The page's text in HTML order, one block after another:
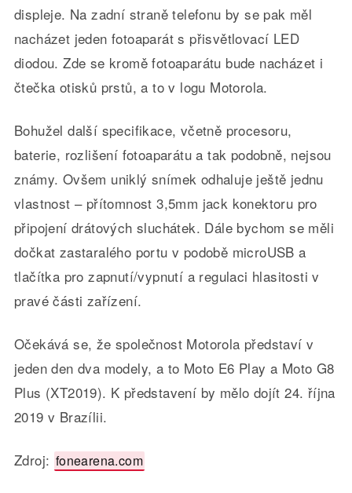
displeje. Na zadní straně telefonu by se pak měl
nacházet jeden fotoaparát s přisvětlovací LED
diodou. Zde se kromě fotoaparátu bude nacházet i
čtečka otisků prstů, a to v logu Motorola.
Bohužel další specifikace, včetně procesoru,
baterie, rozlišení fotoaparátu a tak podobně, nejsou
známy. Ovšem uniklý snímek odhaluje ještě jednu
vlastnost – přítomnost 3,5mm jack konektoru pro
připojení drátových sluchátek. Dále bychom se měli
dočkat zastaralého portu v podobě microUSB a
tlačítka pro zapnutí/vypnutí a regulaci hlasitosti v
pravé části zařízení.
Očekává se, že společnost Motorola představí v
jeden den dva modely, a to Moto E6 Play a Moto G8
Plus (XT2019). K představení by mělo dojít 24. října
2019 v Brazílii.
Zdroj: fonearena.com